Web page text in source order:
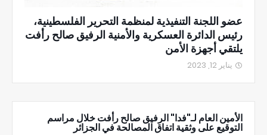
عضو اللجنة التنفيذية لمنظمة التحرير الفلسطينية،
رئيس الدائرة العسكرية والأمنية الرفيق صالح رأفت
يلتقي أجهزة الأمن
يناير 12, 2023
الأمين العام لـ"فدا" الرفيق صالح رأفت خلال مراسم
التوقيع على وثقية اتفاق المصالحة في الجزائر